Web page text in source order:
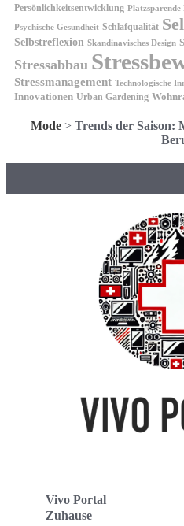
Persönlichkeitsentwicklung Platzsparende
Psychische Gesundheit Schlafqualität
Selbstreflexion Skandinavisches Design
Stressabbau
Stressmanagement Technologische
Innovationen Urban Gardening
Mode > Trends der Saison:
Vivo Portal
Zuhause